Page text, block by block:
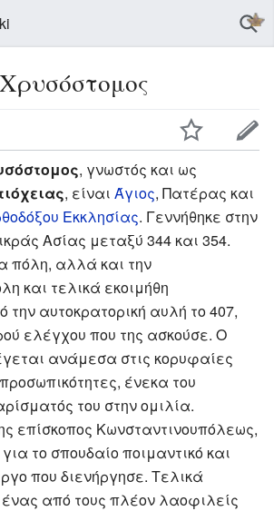
, γνωστός και ως
, είναι Άγιος, Πατέρας και
Εκκλησίας. Γεννήθηκε στην
Ασίας μεταξύ 344 και 354.
πόλη, αλλά και την
και τελικά εκοιμήθη
την αυτοκρατορική αυλή το 407,
ελέγχου που της ασκούσε. Ο
ανάμεσα στις κορυφαίες
ένεκα του
του στην ομιλία.
επίσκοπος Κωνσταντινουπόλεως,
το σπουδαίο ποιμαντικό και
που διενήργησε. Τελικά
από τους πλέον λαοφιλείς